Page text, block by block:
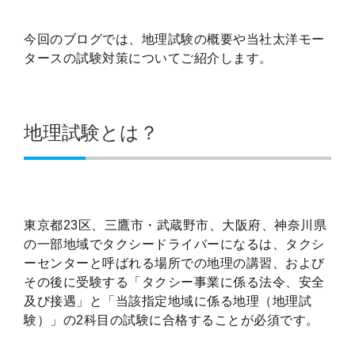
今回のブログでは、地理試験の概要や当社太洋モー
タースの試験対策についてご紹介します。
地理試験とは？
東京都23区、三鷹市・武蔵野市、大阪府、神奈川県
の一部地域でタクシードライバーになるは、タクシ
ーセンターと呼ばれる場所での地理の講習、および
その後に受験する「タクシー事業に係る法令、安全
及び接遇」と「当該指定地域に係る地理（地理試
験）」の2科目の試験に合格することが必須です。